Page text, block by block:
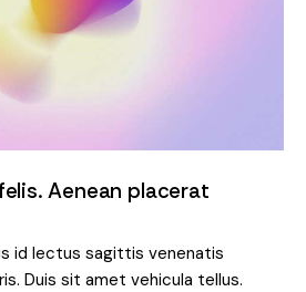
Aenean placerat
id lectus sagittis venenatis
Duis sit amet vehicula tellus.